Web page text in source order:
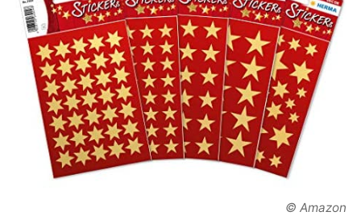
© Amazon